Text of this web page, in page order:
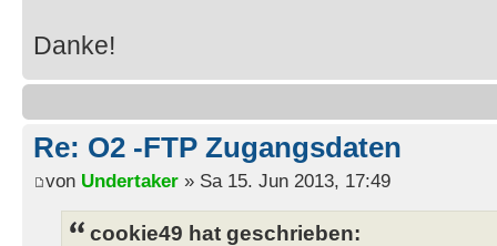
Danke!
Re: O2 -FTP Zugangsdaten
von Undertaker » Sa 15. Jun 2013, 17:49
cookie49 hat geschrieben: